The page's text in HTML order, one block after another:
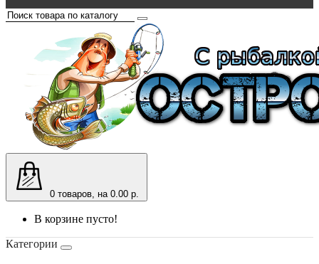
0 товаров, на 0.00 р.
В корзине пусто!
Категории